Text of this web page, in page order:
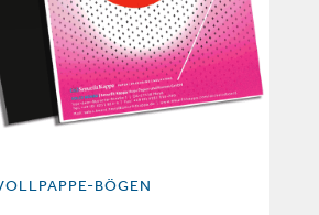
BÖGEN